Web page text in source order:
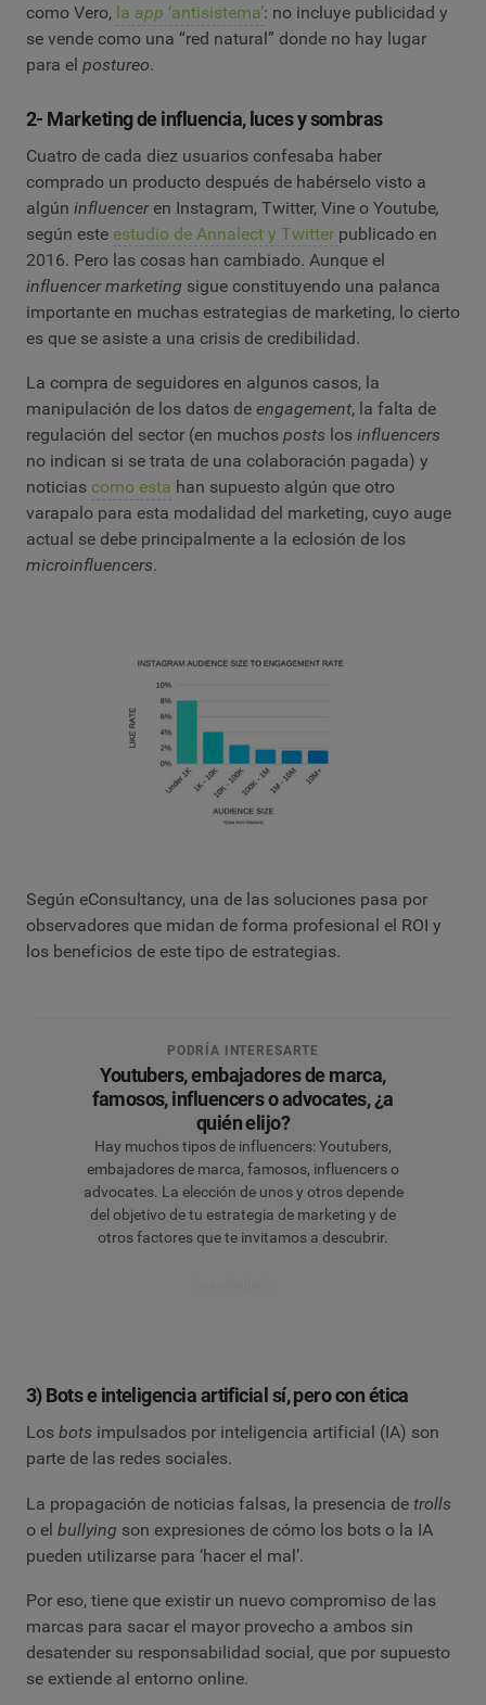
como Vero, la app ‘antisistema’: no incluye publicidad y
se vende como una “red natural” donde no hay lugar
para el postureo.
2- Marketing de influencia, luces y sombras
Cuatro de cada diez usuarios confesaba haber
comprado un producto después de habérselo visto a
algún influencer en Instagram, Twitter, Vine o Youtube,
según este estudio de Annalect y Twitter publicado en
2016. Pero las cosas han cambiado. Aunque el
influencer marketing sigue constituyendo una palanca
importante en muchas estrategias de marketing, lo cierto
es que se asiste a una crisis de credibilidad.
La compra de seguidores en algunos casos, la
manipulación de los datos de engagement, la falta de
regulación del sector (en muchos posts los influencers
no indican si se trata de una colaboración pagada) y
noticias como esta han supuesto algún que otro
varapalo para esta modalidad del marketing, cuyo auge
actual se debe principalmente a la eclosión de los
microinfluencers.
Según eConsultancy, una de las soluciones pasa por
observadores que midan de forma profesional el ROI y
los beneficios de este tipo de estrategias.
PODRÍA INTERESARTE
Youtubers, embajadores de marca,
famosos, influencers o advocates, ¿a
quién elijo?
Hay muchos tipos de influencers: Youtubers,
embajadores de marca, famosos, influencers o
advocates. La elección de unos y otros depende
del objetivo de tu estrategia de marketing y de
otros factores que te invitamos a descubrir.
3) Bots e inteligencia artificial sí, pero con ética
Los bots impulsados por inteligencia artificial (IA) son
parte de las redes sociales.
La propagación de noticias falsas, la presencia de trolls
o el bullying son expresiones de cómo los bots o la IA
pueden utilizarse para ‘hacer el mal’.
Por eso, tiene que existir un nuevo compromiso de las
marcas para sacar el mayor provecho a ambos sin
desatender su responsabilidad social, que por supuesto
se extiende al entorno online.